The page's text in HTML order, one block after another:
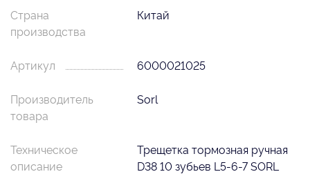
Страна
производства
Китай
Артикул 6000021025
Производитель
товара
Sorl
Техническое
описание
Трещетка тормозная ручная
D38 10 зубьев L5-6-7 SORL